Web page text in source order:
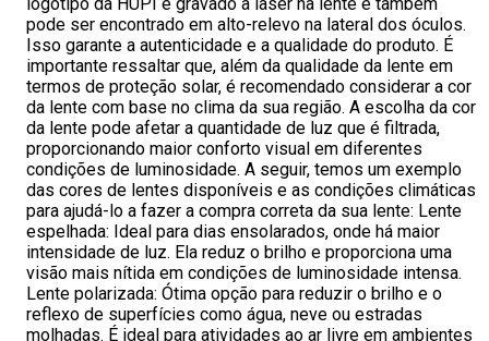
pode ser encontrado em alto-relevo na lateral dos óculos.
Isso garante a autenticidade e a qualidade do produto. É
importante ressaltar que, além da qualidade da lente em
termos de proteção solar, é recomendado considerar a cor
da lente com base no clima da sua região. A escolha da cor
da lente pode afetar a quantidade de luz que é filtrada,
proporcionando maior conforto visual em diferentes
condições de luminosidade. A seguir, temos um exemplo
das cores de lentes disponíveis e as condições climáticas
para ajudá-lo a fazer a compra correta da sua lente: Lente
espelhada: Ideal para dias ensolarados, onde há maior
intensidade de luz. Ela reduz o brilho e proporciona uma
visão mais nítida em condições de luminosidade intensa.
Lente polarizada: Ótima opção para reduzir o brilho e o
reflexo de superfícies como água, neve ou estradas
molhadas. É ideal para atividades ao ar livre em ambientes